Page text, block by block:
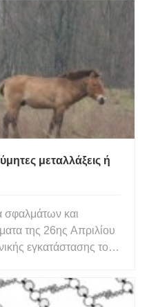
το θραύσμα DNA
σημασμένα με
Αυτή η διαδικα
μεταλλάξεις ή
σφαλμάτων και
της 26ης Απριλίου
εγκατάστασης του
στο εργοστάσιο. Το
ποσότητες